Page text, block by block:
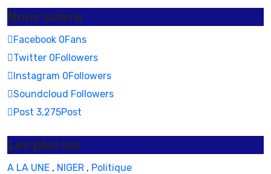
Nous suivre
Facebook 0Fans
Twitter 0Followers
Instagram 0Followers
Soundcloud Followers
Post 3,275Post
Les plus lus
A LA UNE , NIGER , Politique